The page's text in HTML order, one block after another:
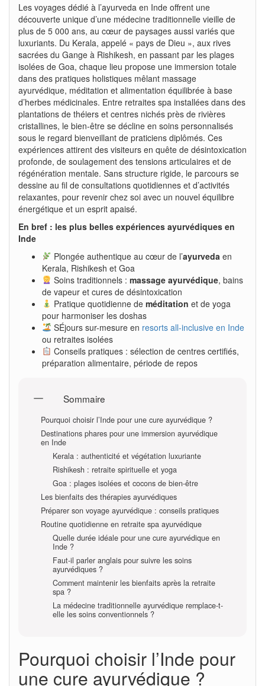
Les voyages dédié à l’ayurveda en Inde offrent une
découverte unique d’une médecine traditionnelle vieille de
plus de 5 000 ans, au cœur de paysages aussi variés que
luxuriants. Du Kerala, appelé « pays de Dieu », aux rives
sacrées du Gange à Rishikesh, en passant par les plages
isolées de Goa, chaque lieu propose une immersion totale
dans des pratiques holistiques mêlant massage
ayurvédique, méditation et alimentation équilibrée à base
d’herbes médicinales. Entre retraites spa installées dans des
plantations de théiers et centres nichés près de rivières
cristallines, le bien-être se décline en soins personnalisés
sous le regard bienveillant de praticiens diplômés. Ces
expériences attirent des visiteurs en quête de désintoxication
profonde, de soulagement des tensions articulaires et de
régénération mentale. Sans structure rigide, le parcours se
dessine au fil de consultations quotidiennes et d’activités
relaxantes, pour revenir chez soi avec un nouvel équilibre
énergétique et un esprit apaisé.
En bref : les plus belles expériences ayurvédiques en
Inde
Plongée authentique au cœur de l’ayurveda en
Kerala, Rishikesh et Goa
Soins traditionnels : massage ayurvédique, bains
de vapeur et cures de désintoxication
Pratique quotidienne de méditation et de yoga
pour harmoniser les doshas
SÉjours sur-mesure en resorts all-inclusive en Inde
ou retraites isolées
Conseils pratiques : sélection de centres certifiés,
préparation alimentaire, période de repos
Sommaire
Pourquoi choisir l’Inde pour une cure ayurvédique ?
Destinations phares pour une immersion ayurvédique
en Inde
Kerala : authenticité et végétation luxuriante
Rishikesh : retraite spirituelle et yoga
Goa : plages isolées et cocons de bien-être
Les bienfaits des thérapies ayurvédiques
Préparer son voyage ayurvédique : conseils pratiques
Routine quotidienne en retraite spa ayurvédique
Quelle durée idéale pour une cure ayurvédique en
Inde ?
Faut-il parler anglais pour suivre les soins
ayurvédiques ?
Comment maintenir les bienfaits après la retraite
spa ?
La médecine traditionnelle ayurvédique remplace-t-
elle les soins conventionnels ?
Pourquoi choisir l’Inde pour
une cure ayurvédique ?